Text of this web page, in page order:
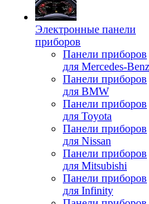
Электронные панели
приборов
Панели приборов
для Mercedes-Benz
Панели приборов
для BMW
Панели приборов
для Toyota
Панели приборов
для Nissan
Панели приборов
для Mitsubishi
Панели приборов
для Infinity